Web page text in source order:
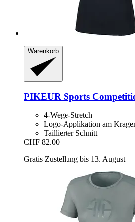
Warenkorb
PIKEUR Sports
4-Wege-Stretch
Logo-Applikation am
Taillierter Schnitt
CHF 82.00
Gratis Zustellung bis 13. August